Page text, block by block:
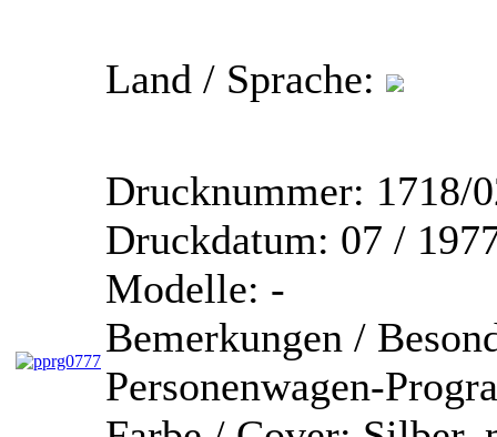
Land / Sprache:
Drucknummer: 1718/
Druckdatum: 07 /
Modelle: -
Bemerkungen /
Personenwagen-